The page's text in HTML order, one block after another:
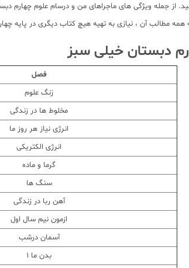
کنید. از جمله ویژگی های ماجراهای من و درسام علوم
مطالب آن ، نیازی به تهیه هیچ کتاب دیگری در پایه
دبستان خیلی سبز
فصل
زنگ علوم
مخلوط ها در زندگی
انرژی نیاز هر روز ما
انرژی الکتریکی
گرما و ماده
سنگ ها
آهن ربا در زندگی
ازمون نیم سال اول
آسمان درشب
بدن ما 1